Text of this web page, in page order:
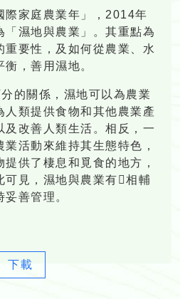
際家庭農業年」，2014年
「濕地與農業」。其重點為
重要性，及如何從農業、水
，善用濕地。
的關係，濕地可以為農業
人類提供食物和其他農業產
及改善人類生活。相反，一
活動來維持其生態特色，
供了棲息和覓食的地方，
可見，濕地與農業有相輔
善管理。
下載